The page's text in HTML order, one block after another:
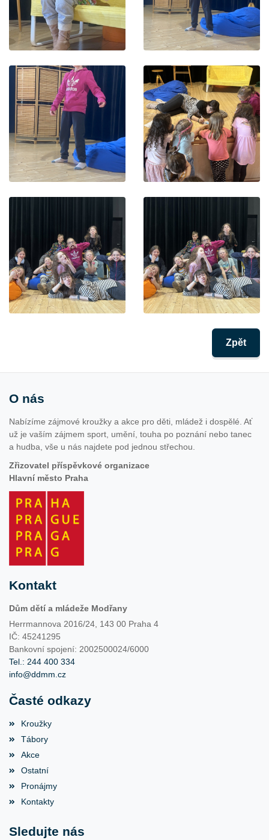
Zpět
O nás
Nabízíme zájmové kroužky a akce pro děti, mládež i dospělé. Ať
už je vaším zájmem sport, umění, touha po poznání nebo tanec
a hudba, vše u nás najdete pod jednou střechou.
Zřizovatel příspěvkové organizace
Hlavní město Praha
Kontakt
Dům dětí a mládeže Modřany
Herrmannova 2016/24, 143 00 Praha 4
IČ: 45241295
Bankovní spojení: 2002500024/6000
Tel.: 244 400 334
info@ddmm.cz
Časté odkazy
Kroužky
Tábory
Akce
Ostatní
Pronájmy
Kontakty
Sledujte nás